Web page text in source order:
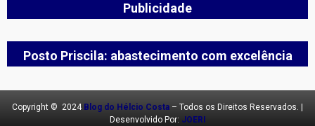
Publicidade
Posto Priscila: abastecimento com excelência
Copyright © 2024 Blog do Hélcio Costa – Todos os Direitos Reservados. |
Desenvolvido Por: JOERI